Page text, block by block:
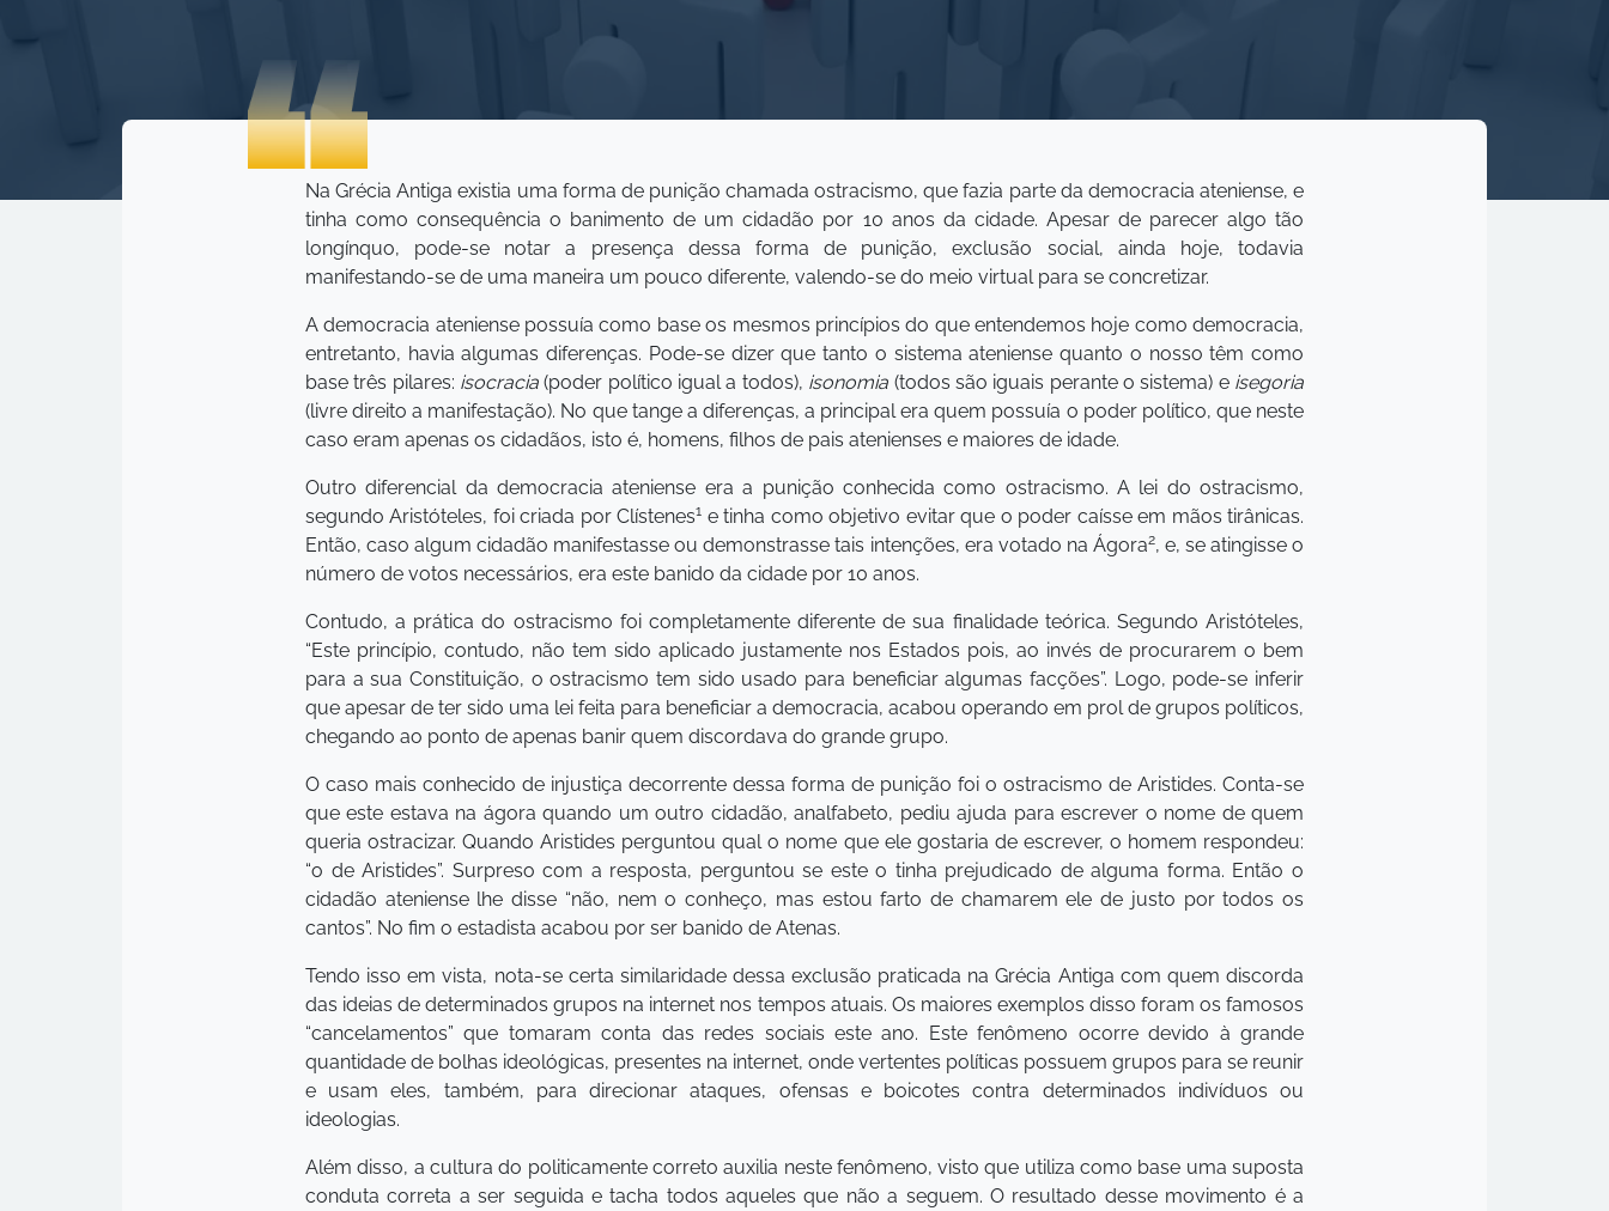
Na Grécia Antiga existia uma forma de punição chamada ostracismo, que fazia parte da democracia ateniense, e
tinha como consequência o banimento de um cidadão por 10 anos da cidade. Apesar de parecer algo tão
longínquo, pode-se notar a presença dessa forma de punição, exclusão social, ainda hoje, todavia
manifestando-se de uma maneira um pouco diferente, valendo-se do meio virtual para se concretizar.
A democracia ateniense possuía como base os mesmos princípios do que entendemos hoje como democracia,
entretanto, havia algumas diferenças. Pode-se dizer que tanto o sistema ateniense quanto o nosso têm como
base três pilares: isocracia(poder político igual a todos), isonomia (todos são iguais perante o sistema) e isegoria
(livre direito a manifestação). No que tange a diferenças, a principal era quem possuía o poder político, que neste
caso eram apenas os cidadãos, isto é, homens, filhos de pais atenienses e maiores de idade.
Outro diferencial da democracia ateniense era a punição conhecida como ostracismo. A lei do ostracismo,
segundo Aristóteles, foi criada por Clístenes1 e tinha como objetivo evitar que o poder caísse em mãos tirânicas.
Então, caso algum cidadão manifestasse ou demonstrasse tais intenções, era votado na Ágora2, e, se atingisse o
número de votos necessários, era este banido da cidade por 10 anos.
Contudo, a prática do ostracismo foi completamente diferente de sua finalidade teórica. Segundo Aristóteles,
“Este princípio, contudo, não tem sido aplicado justamente nos Estados pois, ao invés de procurarem o bem
para a sua Constituição, o ostracismo tem sido usado para beneficiar algumas facções”. Logo, pode-se inferir
que apesar de ter sido uma lei feita para beneficiar a democracia, acabou operando em prol de grupos políticos,
chegando ao ponto de apenas banir quem discordava do grande grupo.
O caso mais conhecido de injustiça decorrente dessa forma de punição foi o ostracismo de Aristides. Conta-se
que este estava na ágora quando um outro cidadão, analfabeto, pediu ajuda para escrever o nome de quem
queria ostracizar. Quando Aristides perguntou qual o nome que ele gostaria de escrever, o homem respondeu:
“o de Aristides”. Surpreso com a resposta, perguntou se este o tinha prejudicado de alguma forma. Então o
cidadão ateniense lhe disse “não, nem o conheço, mas estou farto de chamarem ele de justo por todos os
cantos”. No fim o estadista acabou por ser banido de Atenas.
Tendo isso em vista, nota-se certa similaridade dessa exclusão praticada na Grécia Antiga com quem discorda
das ideias de determinados grupos na internet nos tempos atuais. Os maiores exemplos disso foram os famosos
“cancelamentos” que tomaram conta das redes sociais este ano. Este fenômeno ocorre devido à grande
quantidade de bolhas ideológicas, presentes na internet, onde vertentes políticas possuem grupos para se reunir
e usam eles, também, para direcionar ataques, ofensas e boicotes contra determinados indivíduos ou
ideologias.
Além disso, a cultura do politicamente correto auxilia neste fenômeno, visto que utiliza como base uma suposta
conduta correta a ser seguida e tacha todos aqueles que não a seguem. O resultado desse movimento é a